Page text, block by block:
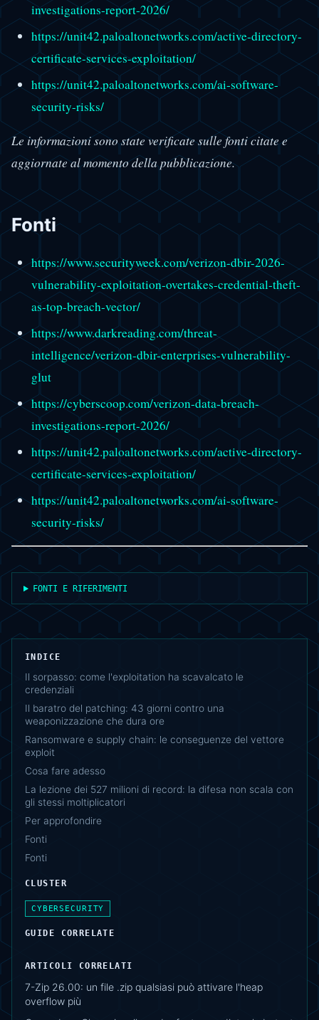
investigations-report-2026/
https://unit42.paloaltonetworks.com/active-directory-
certificate-services-exploitation/
https://unit42.paloaltonetworks.com/ai-software-
security-risks/
Le informazioni sono state verificate sulle fonti citate e
aggiornate al momento della pubblicazione.
Fonti
https://www.securityweek.com/verizon-dbir-2026-
vulnerability-exploitation-overtakes-credential-theft-
as-top-breach-vector/
https://www.darkreading.com/threat-
intelligence/verizon-dbir-enterprises-vulnerability-
glut
https://cyberscoop.com/verizon-data-breach-
investigations-report-2026/
https://unit42.paloaltonetworks.com/active-directory-
certificate-services-exploitation/
https://unit42.paloaltonetworks.com/ai-software-
security-risks/
FONTI E RIFERIMENTI
INDICE
Il sorpasso: come l'exploitation ha scavalcato le
credenziali
Il baratro del patching: 43 giorni contro una
weaponizzazione che dura ore
Ransomware e supply chain: le conseguenze del vettore
exploit
Cosa fare adesso
La lezione dei 527 milioni di record: la difesa non scala con
gli stessi moltiplicatori
Per approfondire
Fonti
Fonti
CLUSTER
CYBERSECURITY
GUIDE CORRELATE
ARTICOLI CORRELATI
7-Zip 26.00: un file .zip qualsiasi può attivare l'heap
overflow più